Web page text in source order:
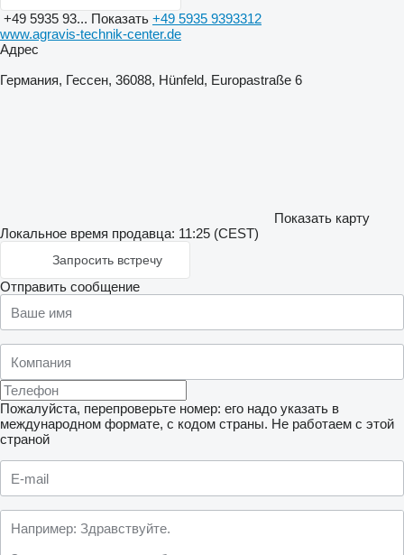
+49 5935 93... Показать +49 5935 9393312
www.agravis-technik-center.de
Адрес
Германия, Гессен, 36088, Hünfeld, Europastraße 6
Показать карту
Локальное время продавца: 11:25 (CEST)
Запросить встречу
Отправить сообщение
Пожалуйста, перепроверьте номер: его надо указать в
международном формате, с кодом страны. Не работаем с этой
страной